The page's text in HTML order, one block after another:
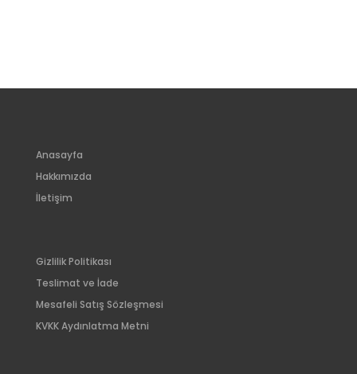
Anasayfa
Hakkımızda
İletişim
Gizlilik Politikası
Teslimat ve İade
Mesafeli Satış Sözleşmesi
KVKK Aydınlatma Metni